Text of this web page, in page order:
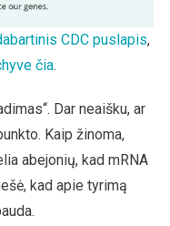
CDC puslapis,
čia.
Dar neaišku, ar
Kaip žinoma,
abejonių, kad mRNA
kad apie tyrimą